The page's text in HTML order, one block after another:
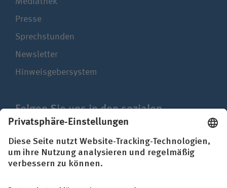
Presse
Sprechstunden
Newsletter
Hinweisgebersystem
Folgen Sie uns in den sozialen
Netzwerken